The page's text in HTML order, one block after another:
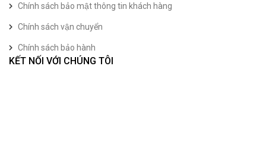
Chính sách bảo mật thông tin khách hàng
Chính sách vận chuyển
Chính sách bảo hành
KẾT NỐI VỚI CHÚNG TÔI